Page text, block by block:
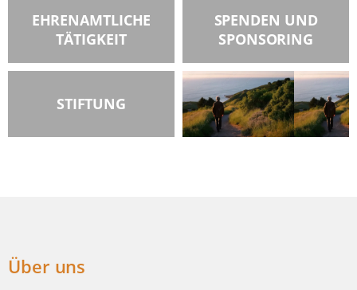
EHRENAMTLICHE
TÄTIGKEIT
SPENDEN UND
SPONSORING
STIFTUNG
Über uns